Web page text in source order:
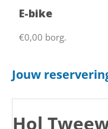
E-bike
€0,00 borg.
Jouw
Hol